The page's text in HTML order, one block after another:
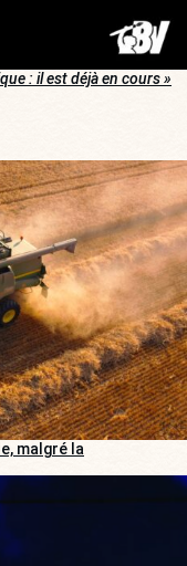
: il est déjà en cours »
malgré la